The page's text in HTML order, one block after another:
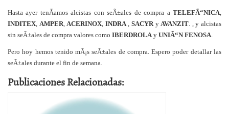
Hasta ayer tenÃ­amos alcistas con seÃ±ales de compra a TELEFÃ“NICA,
INDITEX, AMPER,ACERINOX, INDRA,SACYRyAVANZIT. , y alcistas
sin seÃ±ales de compra valores como IBERDROLAy UNIÃ“N FENOSA.
Pero hoy hemos tenido mÃ¡s seÃ±ales de compra. Espero poder detallar las
seÃ±ales durante el fin de semana.
Publicaciones Relacionadas: